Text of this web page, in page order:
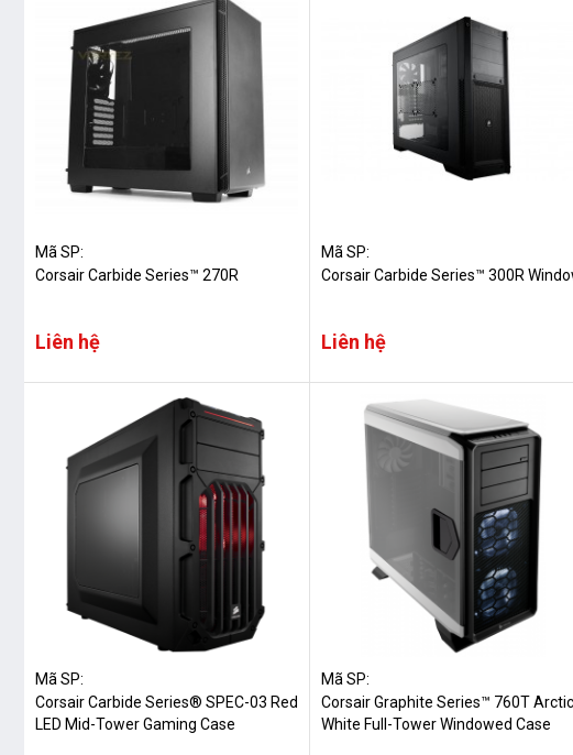
Mã SP:
Corsair Carbide Series™ 270R
Liên hệ
Mã SP:
Corsair Carbide Series™ 300R
Liên hệ
Mã SP:
Corsair Carbide Series® SPEC-03 Red
LED Mid-Tower Gaming Case
Mã SP:
Corsair Graphite Series™ 760T Arctic
White Full-Tower Windowed Case